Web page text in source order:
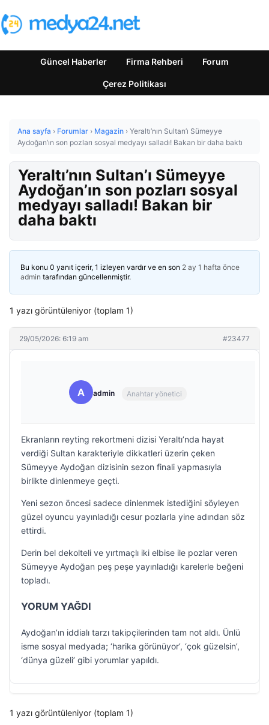
Güncel Haberler Firma Rehberi Forum
Çerez Politikası
Ana sayfa › Forumlar › Magazin › Yeraltı’nın Sultan’ı Sümeyye
Aydoğan’ın son pozları sosyal medyayı salladı! Bakan bir daha baktı
Yeraltı’nın Sultan’ı Sümeyye
Aydoğan’ın son pozları sosyal
medyayı salladı! Bakan bir
daha baktı
Bu konu 0 yanıt içerir, 1 izleyen vardır ve en son 2 ay 1 hafta önce
admin tarafından güncellenmiştir.
1 yazı görüntüleniyor (toplam 1)
29/05/2026: 6:19 am #23477
A admin Anahtar yönetici
Ekranların reyting rekortmeni dizisi Yeraltı’nda hayat
verdiği Sultan karakteriyle dikkatleri üzerin çeken
Sümeyye Aydoğan dizisinin sezon finali yapmasıyla
birlikte dinlenmeye geçti.
Yeni sezon öncesi sadece dinlenmek istediğini söyleyen
güzel oyuncu yayınladığı cesur pozlarla yine adından söz
ettirdi.
Derin bel dekolteli ve yırtmaçlı iki elbise ile pozlar veren
Sümeyye Aydoğan peş peşe yayınladığı karelerle beğeni
topladı.
YORUM YAĞDI
Aydoğan’ın iddialı tarzı takipçilerinden tam not aldı. Ünlü
isme sosyal medyada; ‘harika görünüyor’, ‘çok güzelsin’,
‘dünya güzeli’ gibi yorumlar yapıldı.
1 yazı görüntüleniyor (toplam 1)